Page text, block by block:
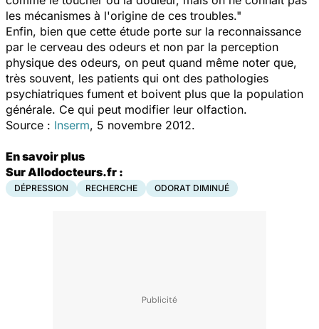
les mécanismes à l'origine de ces troubles."
Enfin, bien que cette étude porte sur la reconnaissance
par le cerveau des odeurs et non par la perception
physique des odeurs, on peut quand même noter que,
très souvent, les patients qui ont des pathologies
psychiatriques fument et boivent plus que la population
générale. Ce qui peut modifier leur olfaction.
Source : Inserm, 5 novembre 2012.
En savoir plus
Sur Allodocteurs.fr :
DÉPRESSION RECHERCHE ODORAT DIMINUÉ